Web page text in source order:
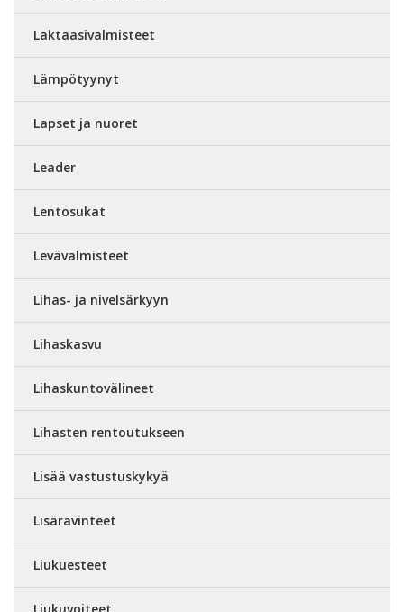
Laktaasivalmisteet
Lämpötyynyt
Lapset ja nuoret
Leader
Lentosukat
Levävalmisteet
Lihas- ja nivelsärkyyn
Lihaskasvu
Lihaskuntovälineet
Lihasten rentoutukseen
Lisää vastustuskykyä
Lisäravinteet
Liukuesteet